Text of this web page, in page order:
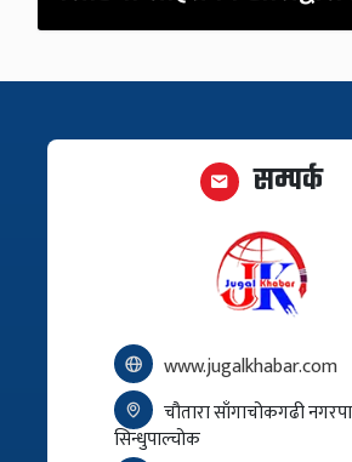
सम्पर्क
www.jugalkhabar.com
चौतारा साँगाचोकगढी
सिन्धुपाल्चोक